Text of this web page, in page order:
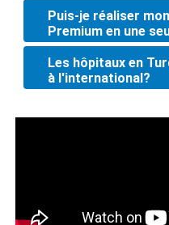
Puis-je réaliser
Premium en une
Les hôpitaux en
à l'international?